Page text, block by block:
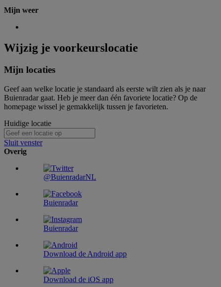
Mijn weer
Wijzig je voorkeurslocatie
Mijn locaties
Geef aan welke locatie je standaard als eerste wilt zien als je naar
Buienradar gaat. Heb je meer dan één favoriete locatie? Op de
homepage wissel je gemakkelijk tussen je favorieten.
Huidige locatie
Sluit venster
Overig
@BuienradarNL
Buienradar
Buienradar
Download de Android app
Download de iOS app